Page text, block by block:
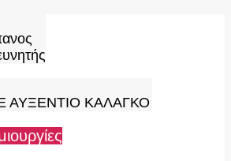
ΑΥΞΕΝΤΙΟ ΚΑΛΑΓΚΟ